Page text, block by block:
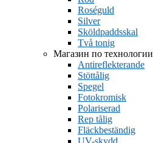
Roséguld
Silver
Sköldpaddsskal
Två tonig
Магазин по технологии
Antireflekterande
Stöttålig
Spegel
Fotokromisk
Polariserad
Rep tålig
Fläckbeständig
UV-skydd